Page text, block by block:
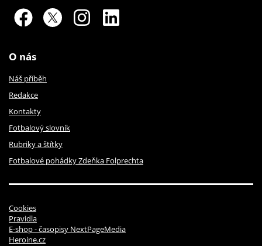
O nás
Náš příběh
Redakce
Kontakty
Fotbalový slovník
Rubriky a štítky
Fotbalové pohádky Zdeňka Folprechta
Cookies
Pravidla
E-shop - časopisy NextPageMedia
Heroine.cz